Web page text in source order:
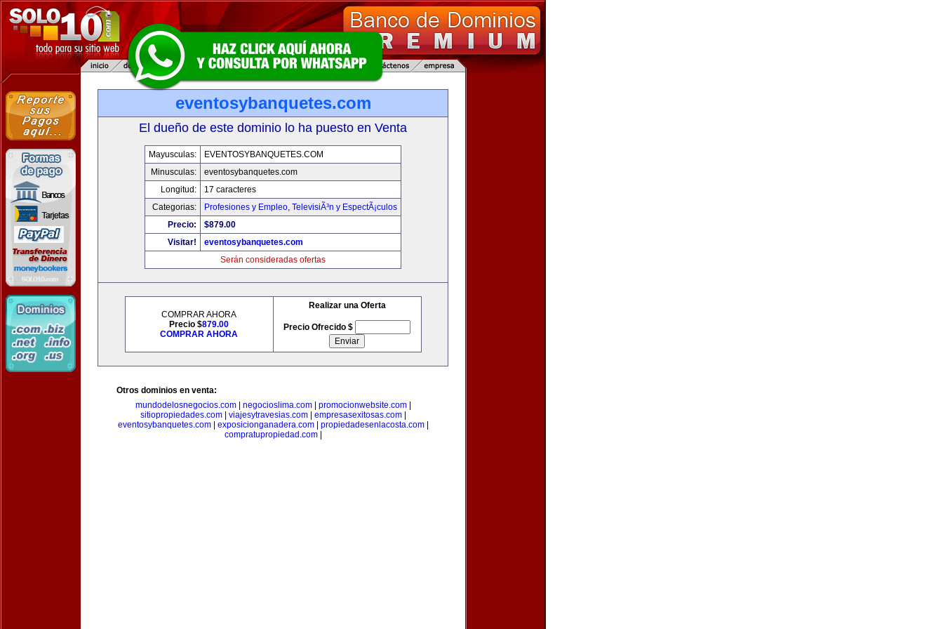
eventosybanquetes.com
El dueño de este dominio lo ha puesto en Venta
Mayusculas:
EVENTOSYBANQUETES.COM
Minusculas:
eventosybanquetes.com
Longitud:
17 caracteres
Categorias:
Profesiones y Empleo, TelevisiÃ³n y EspectÃ¡culos
Precio:
$879.00
Visitar!
eventosybanquetes.com
Serán consideradas ofertas
COMPRAR AHORA
Precio $879.00
COMPRAR AHORA
Realizar una Oferta
Precio Ofrecido $
Otros dominios en venta:
mundodelosnegocios.com| negocioslima.com| promocionwebsite.com|
sitiopropiedades.com| viajesytravesias.com| empresasexitosas.com|
eventosybanquetes.com| exposicionganadera.com| propiedadesenlacosta.com|
compratupropiedad.com|